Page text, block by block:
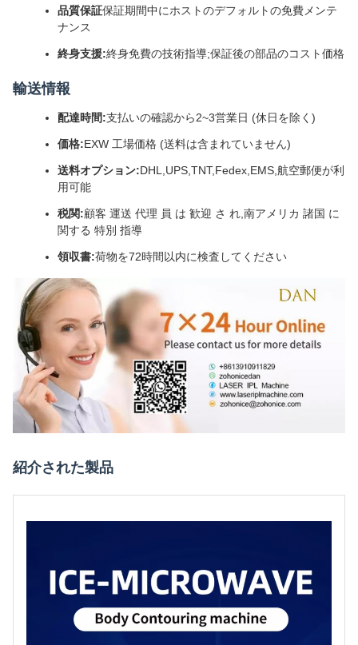
品質保証保証期間中にホストのデフォルトの免費メンテ
ナンス
終身支援:終身免費の技術指導;保証後の部品のコスト価格
輸送情報
配達時間:支払いの確認から2~3営業日 (休日を除く)
価格:EXW 工場価格 (送料は含まれていません)
送料オプション:DHL,UPS,TNT,Fedex,EMS,航空郵便が利
用可能
税関:顧客 運送 代理 員 は 歓迎 さ れ,南アメリカ 諸国 に
関する 特別 指導
領収書:荷物を72時間以内に検査してください
紹介された製品